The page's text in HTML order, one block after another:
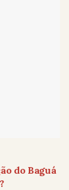
do Baguá